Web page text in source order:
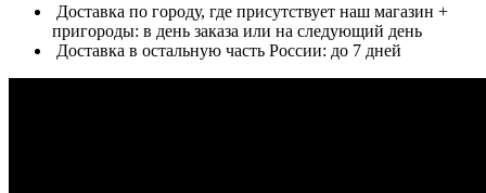
Доставка по городу, где присутствует наш магазин +
пригороды: в день заказа или на следующий день
Доставка в остальную часть России: до 7 дней